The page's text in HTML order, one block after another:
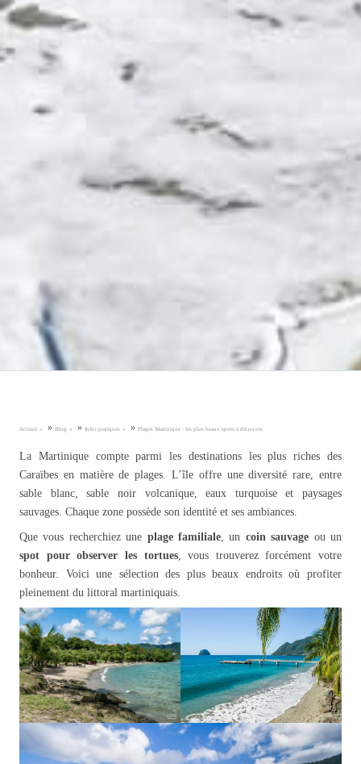
Accueil » Blog » Infos pratiques » Plages Martinique : les plus beaux spots à découvrir
La Martinique compte parmi les destinations les plus riches des
Caraïbes en matière de plages. L’île offre une diversité rare, entre
sable blanc, sable noir volcanique, eaux turquoise et paysages
sauvages. Chaque zone possède son identité et ses ambiances.
Que vous recherchiez une plage familiale , un coin sauvage ou un
spot pour observer les tortues, vous trouverez forcément votre
bonheur. Voici une sélection des plus beaux endroits où profiter
pleinement du littoral martiniquais.